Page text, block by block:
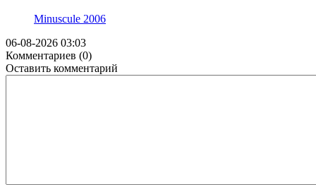
Minuscule 2006
06-08-2026 03:03
Комментариев (0)
Оставить комментарий